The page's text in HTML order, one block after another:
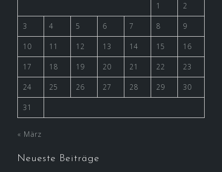
1 2
3 4 5 6 7 8 9
10 11 12 13 14 15 16
17 18 19 20 21 22 23
24 25 26 27 28 29 30
31
« März
Neueste Beiträge